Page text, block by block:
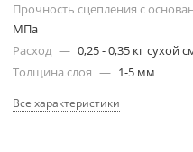
Прочность сцепления с
МПа
Расход — 0,25 - 0,35 кг сухой
Толщина слоя — 1-5 мм
Все характеристики